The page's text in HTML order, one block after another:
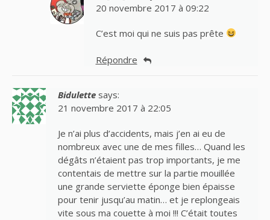
20 novembre 2017 à 09:22
C’est moi qui ne suis pas prête
Répondre
Bidulette says:
21 novembre 2017 à 22:05
Je n’ai plus d’accidents, mais j’en ai eu de
nombreux avec une de mes filles… Quand les
dégâts n’étaient pas trop importants, je me
contentais de mettre sur la partie mouillée
une grande serviette éponge bien épaisse
pour tenir jusqu’au matin… et je replongeais
vite sous ma couette à moi !!! C’était toutes